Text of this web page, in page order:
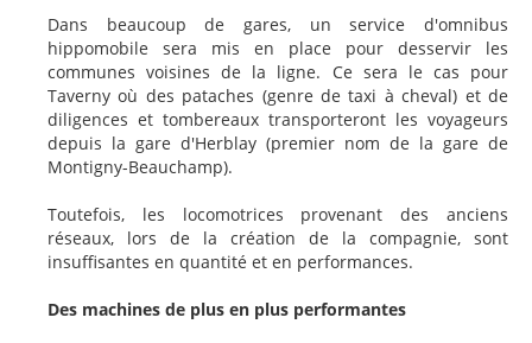
Dans beaucoup de gares, un service d'omnibus
hippomobile sera mis en place pour desservir les
communes voisines de la ligne. Ce sera le cas pour
Taverny où des pataches (genre de taxi à cheval) et de
diligences et tombereaux transporteront les voyageurs
depuis la gare d'Herblay (premier nom de la gare de
Montigny-Beauchamp).
Toutefois, les locomotrices provenant des anciens
réseaux, lors de la création de la compagnie, sont
insuffisantes en quantité et en performances.
Des machines de plus en plus performantes